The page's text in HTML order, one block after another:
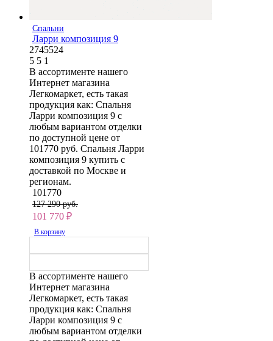
Спальни
Ларри композиция 9
2745524
5 5 1
В ассортименте нашего
Интернет магазина
Легкомаркет, есть такая
продукция как: Спальня
Ларри композиция 9 с
любым вариантом отделки
по доступной цене от
101770 руб. Спальня Ларри
композиция 9 купить с
доставкой по Москве и
регионам.
101770
127 290 руб.
101 770 ₽
В корзину
В ассортименте нашего
Интернет магазина
Легкомаркет, есть такая
продукция как: Спальня
Ларри композиция 9 с
любым вариантом отделки